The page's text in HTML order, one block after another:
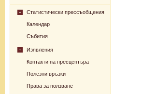
Статистически прессъобщения
Календар
Събития
Изявления
Контакти на пресцентъра
Полезни връзки
Права за ползване